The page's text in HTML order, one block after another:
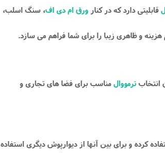
قابلیتی دارد که در کنار ورق ام دی اف، سنگ اسلب،
و ظاهری زیبا را برای شما فراهم می سازد.
انتخابترمووالمناسب برای فضا های تجاری و
کرده و برای بین آنها از دیوارپوش دیگری استفاده